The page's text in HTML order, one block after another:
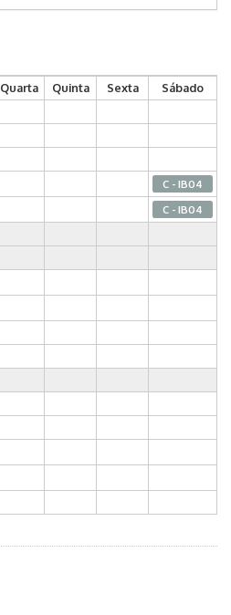
Quarta Quinta Sexta
Sábado
C - IB04
C - IB04